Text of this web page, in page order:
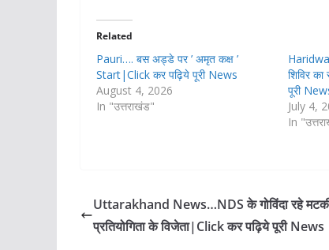
Related
Pauri…. बस अड्डे पर ’ अमृत कक्ष ’
Start|Click कर पढ़िये पूरी News
August 4, 2026
In "उत्तराखंड"
शिविर
पूरी
July 4,
In
Uttarakhand News…NDS के गोविंदा रहे
प्रतियोगिता के विजेता|Click कर पढ़िये पूरी News